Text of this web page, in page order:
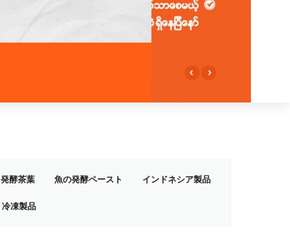
発酵茶葉 魚の発酵ペースト インドネシア製品
冷凍製品